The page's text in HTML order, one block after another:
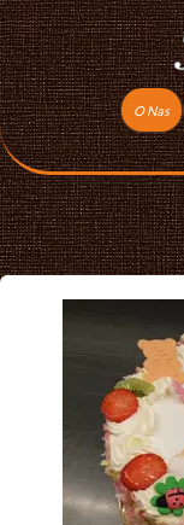
O Nas